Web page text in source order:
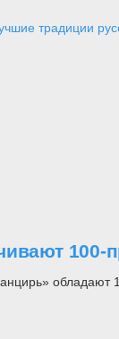
традиции
100-
обладают